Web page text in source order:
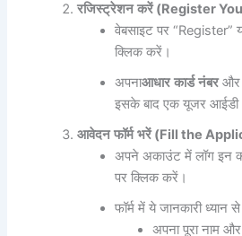
रजिस्ट्रेशन करें(Register
वेबसाइट पर “Register”
क्लिक करें।
अपनाआधार कार्ड नंबर
इसके बाद एक यूजर आईडी
आवेदन फॉर्म भरें(Fill the
अपने अकाउंट में लॉग इन
पर क्लिक करें।
फॉर्म में ये जानकारी ध्यान
अपना पूरा नाम और